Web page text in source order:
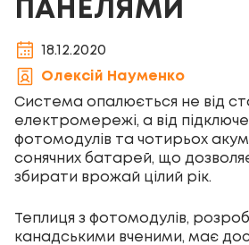
ПАНЕЛЯМИ
18.12.2020
Олексій Науменко
Система опалюється не від
електромережі, а від
фотомодулів та чотирьох
сонячних батарей, що
збирати врожай цілий рік.
Теплиця з фотомодулів,
канадськими вченими, має